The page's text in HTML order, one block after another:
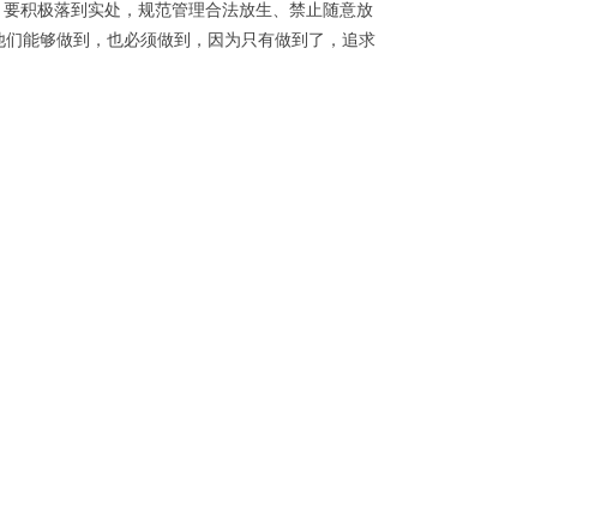
积极落到实处，规范管理合法放生、禁止随意放
能够做到，也必须做到，因为只有做到了，追求